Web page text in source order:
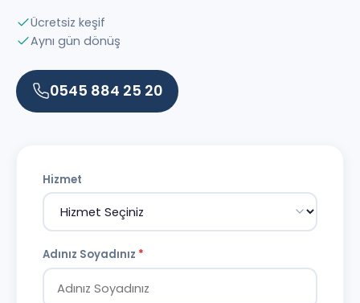
Ücretsiz keşif
Aynı gün dönüş
0545 884 25 20
Hizmet
Adınız Soyadınız *